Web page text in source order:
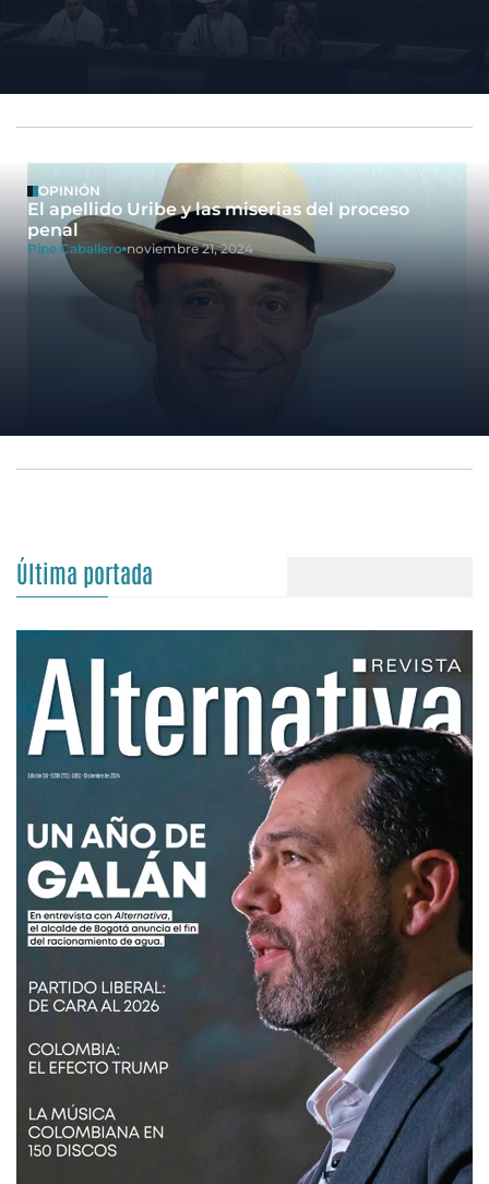
OPINIÓN
El apellido Uribe y las miserias del proceso
penal
Pipe Caballero noviembre 21, 2024
Última portada